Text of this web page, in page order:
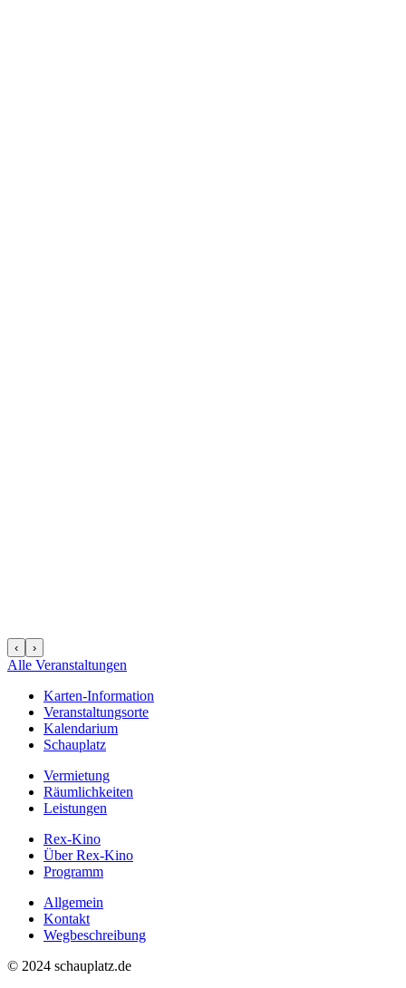
‹ ›
Alle Veranstaltungen
Karten-Information
Veranstaltungsorte
Kalendarium
Schauplatz
Vermietung
Räumlichkeiten
Leistungen
Rex-Kino
Über Rex-Kino
Programm
Allgemein
Kontakt
Wegbeschreibung
© 2024 schauplatz.de